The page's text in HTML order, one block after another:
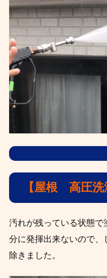
【屋根 高圧洗
汚れが残っている状態
分に発揮出来ないので、
除きました。